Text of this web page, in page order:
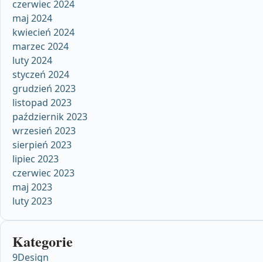
czerwiec 2024
maj 2024
kwiecień 2024
marzec 2024
luty 2024
styczeń 2024
grudzień 2023
listopad 2023
październik 2023
wrzesień 2023
sierpień 2023
lipiec 2023
czerwiec 2023
maj 2023
luty 2023
Kategorie
9Design